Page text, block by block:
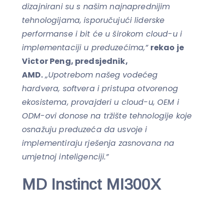
dizajnirani su s našim najnaprednijim
tehnologijama, isporučujući liderske
performanse i bit će u širokom cloud-u i
implementaciji u preduzećima,” rekao je
Victor Peng, predsjednik,
AMD. „Upotrebom našeg vodećeg
hardvera, softvera i pristupa otvorenog
ekosistema, provajderi u cloud-u, OEM i
ODM-ovi donose na tržište tehnologije koje
osnažuju preduzeća da usvoje i
implementiraju rješenja zasnovana na
umjetnoj inteligenciji.”
MD Instinct MI300X